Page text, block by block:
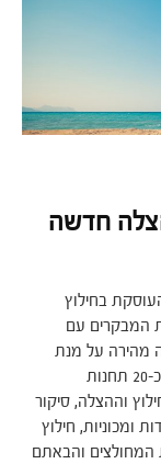
בחילוץ
המבקרים עם
מהירה על מנת
להציל ולסייע לנזקקים לחילוץ. בתערוכה החדשה כ-20 תחנות
וההצלה, סיקור
ומכוניות, חילוץ
המחולצים והבאתם